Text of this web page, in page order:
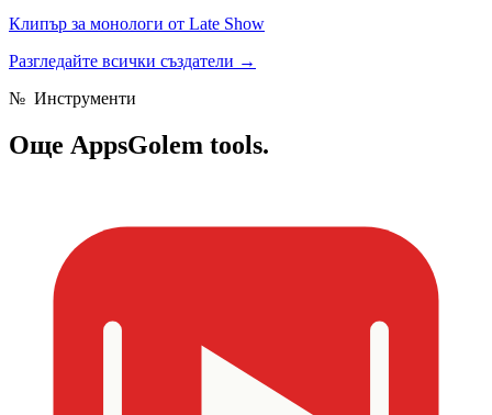
Клипър за монологи от Late Show
Разгледайте всички създатели →
№ Инструменти
Още AppsGolem tools.